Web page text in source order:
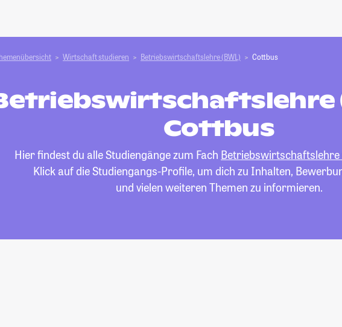
Wirtschaft studieren Betriebswirtschaftslehre (BWL) Cottbus
Cottbus
Hier findest du alle Studiengänge zum Fach Betriebswirtschaftslehre
Klick auf die Studiengangs-Profile, um dich zu Inhalten,
und vielen weiteren Themen zu informieren.